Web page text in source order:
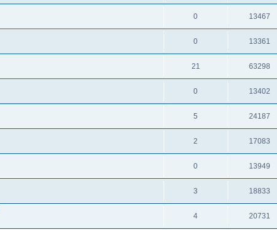
0 13467
0 13361
21 63298
0 13402
5 24187
2 17083
0 13949
3 18833
4 20731